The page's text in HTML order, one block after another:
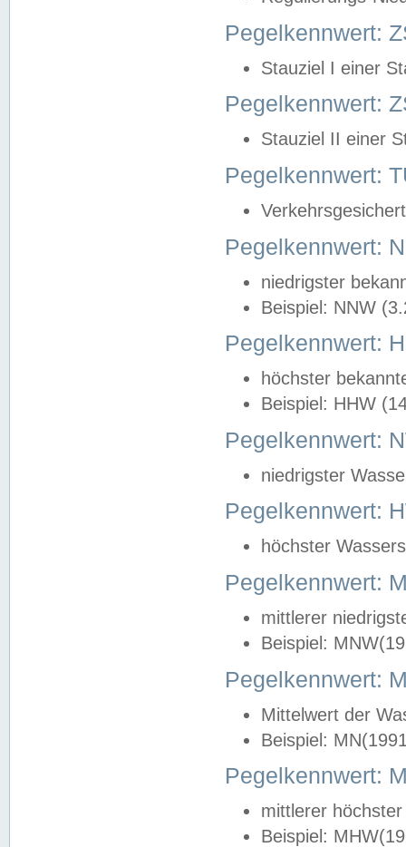
Pegelkennwert:
Stauziel I einer
Pegelkennwert:
Stauziel II einer
Pegelkennwert:
Pegelkennwert:
niedrigster
Beispiel: NNW
Pegelkennwert:
höchster
Beispiel: HHW
Pegelkennwert:
niedrigster
Pegelkennwert:
höchster
Pegelkennwert:
mittlerer
Beispiel:
Pegelkennwert:
Mittelwert der
Beispiel:
Pegelkennwert:
mittlerer
Beispiel: